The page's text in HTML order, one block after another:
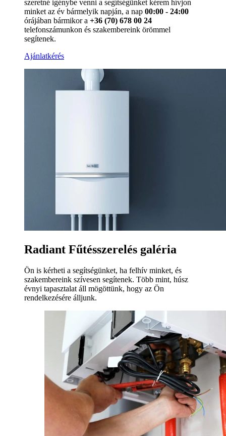
szeretné igénybe venni a segítségünket kérem hívjon
minket az év bármelyik napján, a nap 00:00 - 24:00
órájában bármikor a +36 (70) 678 00 24
telefonszámunkon és szakembereink örömmel
segítenek.
Ajánlatkérés
Radiant Fűtésszerelés galéria
Ön is kérheti a segítségünket, ha felhív minket, és
szakembereink szívesen segítenek. Több mint, húsz
évnyi tapasztalat áll mögöttünk, hogy az Ön
rendelkezésére álljunk.